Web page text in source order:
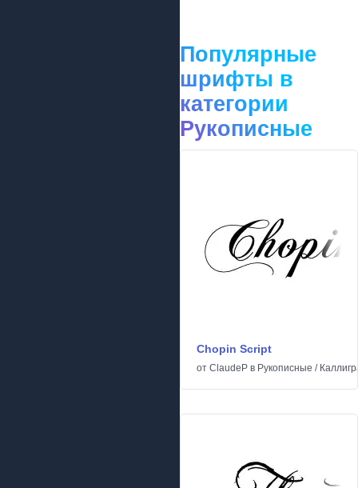
Популярные
шрифты в
категории
Рукописные
Chopin Script
от ClaudeP в Рукописные /